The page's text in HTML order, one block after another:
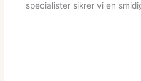
specialister sikrer vi en